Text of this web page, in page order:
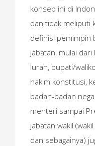
konsep ini di
dan tidak meliputi
definisi pemimpin
jabatan, mulai dari
lurah, bupati/
hakim konstitusi,
badan-badan
menteri sampai
jabatan wakil
dan sebagainya)